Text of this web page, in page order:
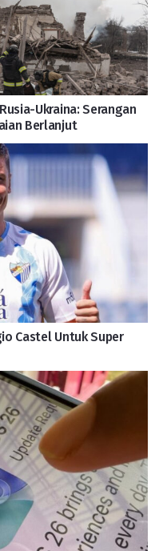
Ukraina: Serangan
Berlanjut
Castel Untuk Super